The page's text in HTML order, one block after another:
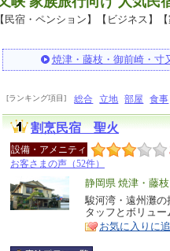
民宿・ペンション】【ビジネス】
焼津・藤枝・御前崎・寸
[ランキング項目] 総合 立地 部屋 食事
割烹民宿 聖火
設備・アメニティ
お客さまの声（52件）
エ
リ
ア
静岡県 焼津・藤
特
徴
駿河湾・遠州灘
タッフとボリュ
お気に入りに